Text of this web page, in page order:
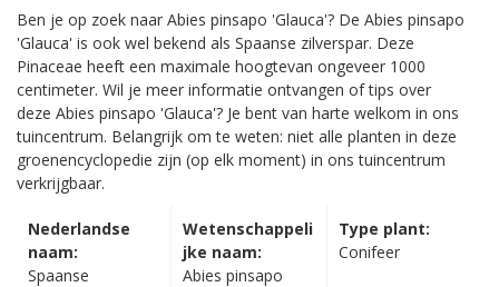
Ben je op zoek naar Abies pinsapo 'Glauca'? De Abies pinsapo
'Glauca' is ook wel bekend als Spaanse zilverspar. Deze
Pinaceae heeft een maximale hoogtevan ongeveer 1000
centimeter. Wil je meer informatie ontvangen of tips over
deze Abies pinsapo 'Glauca'? Je bent van harte welkom in ons
tuincentrum. Belangrijk om te weten: niet alle planten in deze
groenencyclopedie zijn (op elk moment) in ons tuincentrum
verkrijgbaar.
Nederlandse
naam:
Spaanse
Wetenschappeli
jke naam:
Abies pinsapo
Type plant:
Conifeer